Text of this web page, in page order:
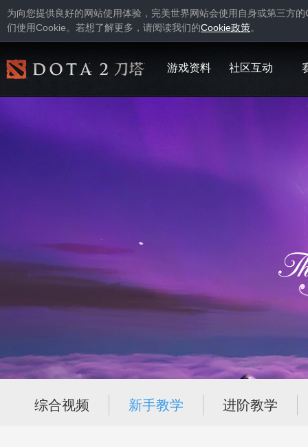
为向您提供良好的网站使用体验，完美世界网站会使用自身或第三方的
们使用Cookie。若想了解更多，请阅读我们的Cookie政策。
游戏资料 社区互动
综合视频 新手教学 进阶教学